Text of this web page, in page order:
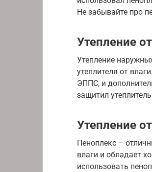
Не забывайте про
Утепление
Утепление
утеплителя от
ЭППС, и
защитил
Утепление
Пеноплекс –
влаги и обладает
использовать